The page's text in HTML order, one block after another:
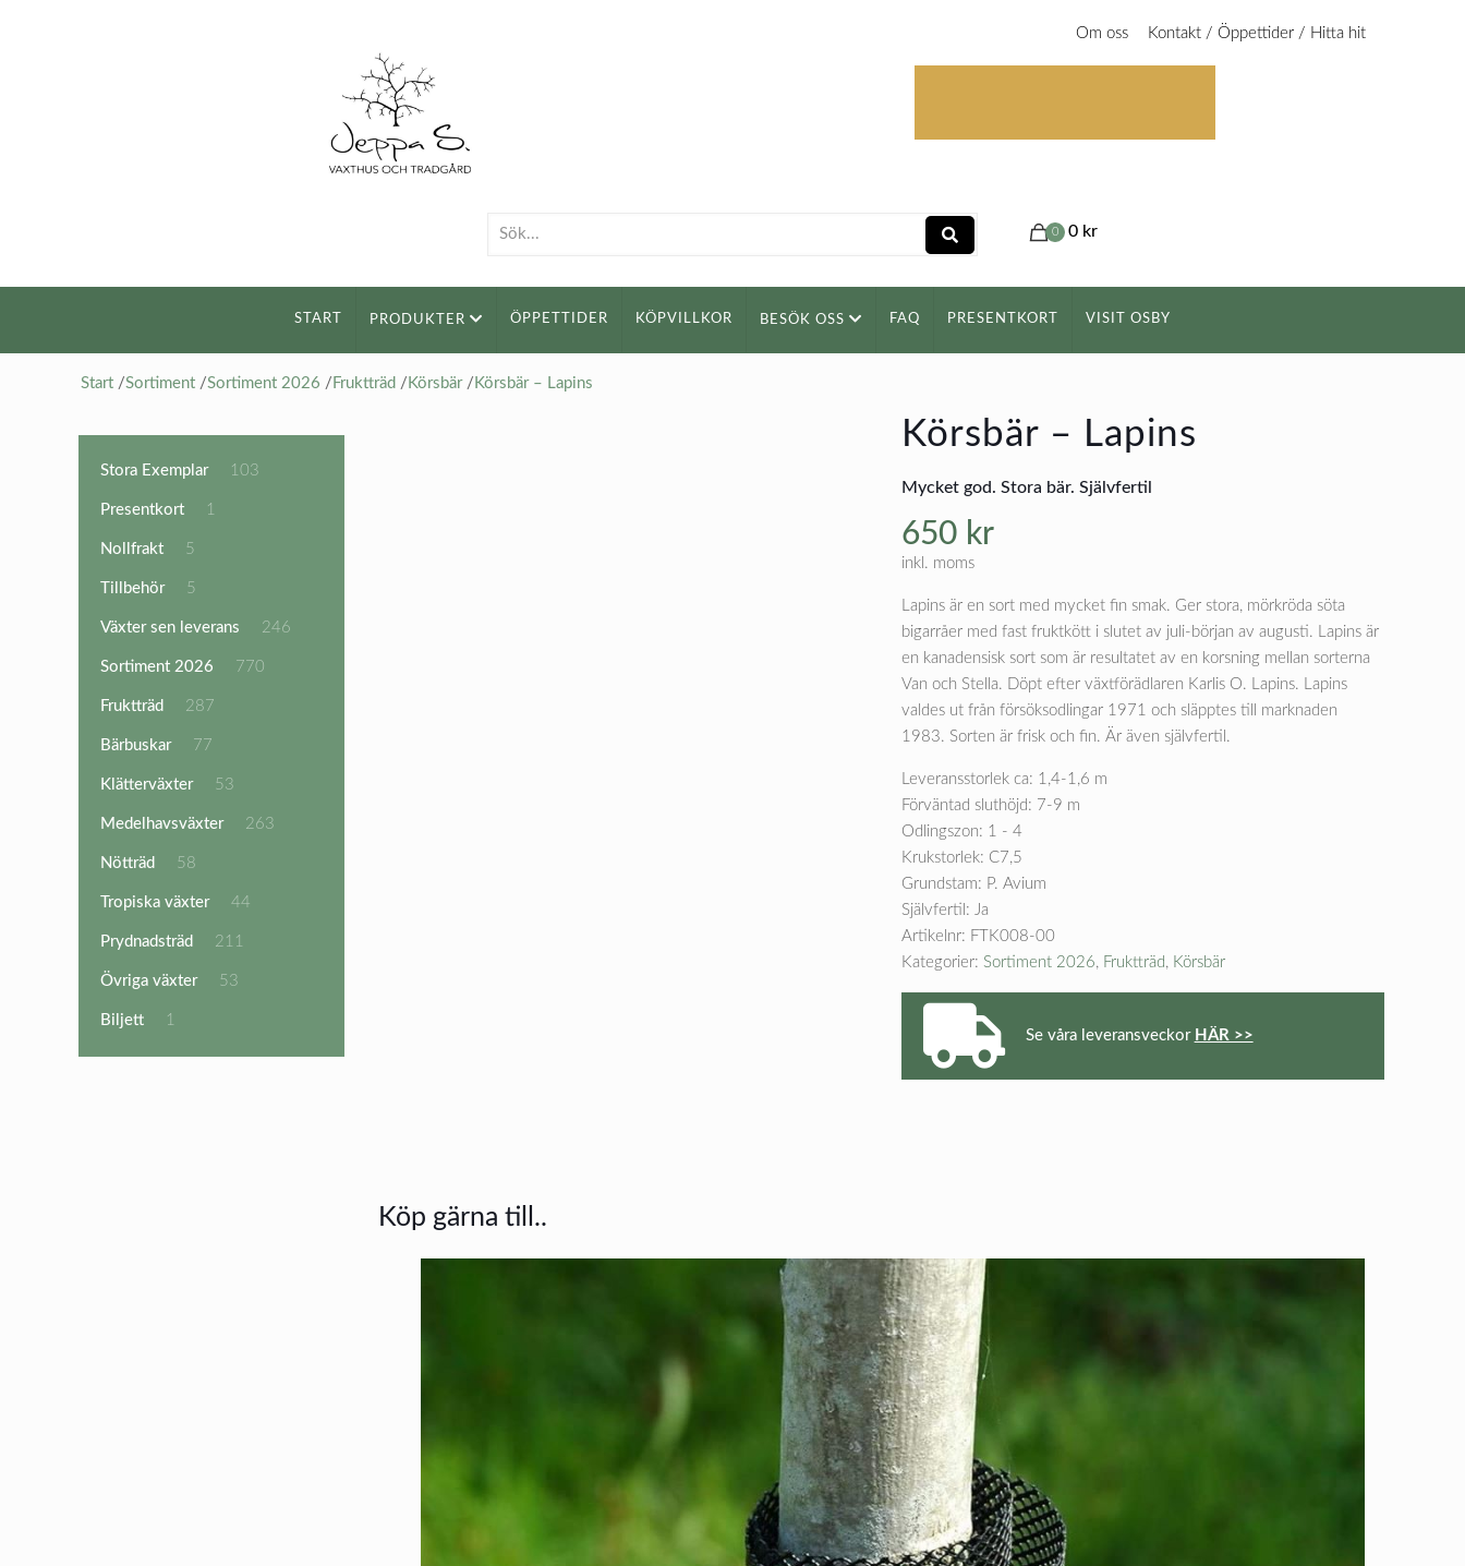
0 0 kr
START PRODUKTER ÖPPETTIDER KÖPVILLKOR BESÖK OSS FAQ PRESENTKORT VISIT OSBY
Om oss Kontakt / Öppettider / Hitta hit
Start /Sortiment /Sortiment 2026 / Fruktträd / Körsbär / Körsbär – Lapins
Körsbär – Lapins
Mycket god. Stora bär. Självfertil
650 kr
inkl. moms
Lapins är en sort med mycket fin smak. Ger stora, mörkröda söta
bigarråer med fast fruktkött i slutet av juli-början av augusti. Lapins är
en kanadensisk sort som är resultatet av en korsning mellan sorterna
Van och Stella. Döpt efter växtförädlaren Karlis O. Lapins. Lapins
valdes ut från försöksodlingar 1971 och släpptes till marknaden
1983. Sorten är frisk och fin. Är även självfertil.
Leveransstorlek ca: 1,4-1,6 m
Förväntad sluthöjd: 7-9 m
Odlingszon: 1 - 4
Krukstorlek: C7,5
Grundstam: P. Avium
Självfertil: Ja
Artikelnr: FTK008-00
Kategorier: Sortiment 2026, Fruktträd, Körsbär
Se våra leveransveckor HÄR >>
Köp gärna till..
Stora Exemplar 103
Presentkort
1
Nollfrakt
5
Tillbehör
5
Växter sen leverans
246
Sortiment 2026
770
Fruktträd
287
Bärbuskar
77
Klätterväxter
53
Medelhavsväxter
263
Nötträd
58
Tropiska växter
44
Prydnadsträd
211
Övriga växter
53
Biljett
1